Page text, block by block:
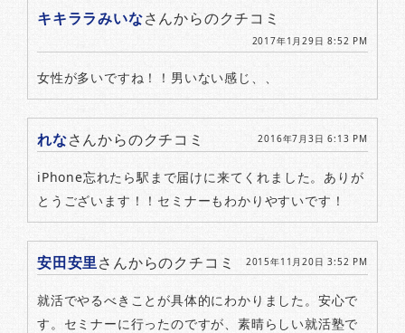
キキララみいなさんからのクチコミ
2017年1月29日 8:52 PM
女性が多いですね！！男いない感じ、、
れなさんからのクチコミ 2016年7月3日 6:13 PM
iPhone忘れたら駅まで届けに来てくれました。ありが
とうございます！！セミナーもわかりやすいです！
安田安里さんからのクチコミ 2015年11月20日 3:52 PM
就活でやるべきことが具体的にわかりました。安心で
す。セミナーに行ったのですが、素晴らしい就活塾で